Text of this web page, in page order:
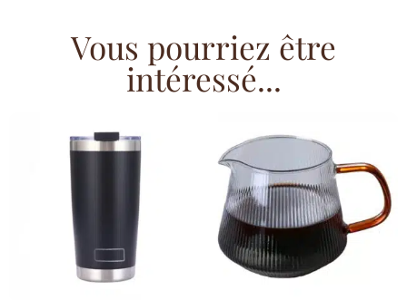
Vous pourriez être
intéressé...